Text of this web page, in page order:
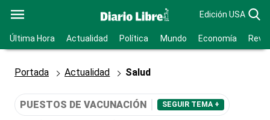
Edición USA
Última Hora Actualidad Política Mundo Economía
Portada Actualidad Salud
PUESTOS DE VACUNACIÓN SEGUIR TEMA +